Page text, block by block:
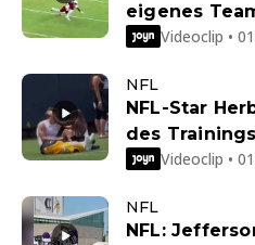
eigenes
Videoclip •
NFL
NFL-Star
des Trainings
Videoclip •
NFL
NFL: